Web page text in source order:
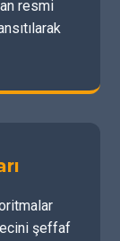
resmi
şeffaf